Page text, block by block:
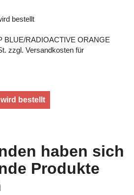
bestellt
BLUE/RADIOACTIVE ORANGE
zzgl. Versandkosten für
bestellt
haben sich
Produkte